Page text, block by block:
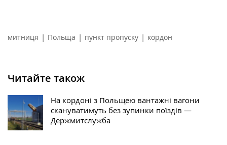
митниця | Польща | пункт пропуску | кордон
Читайте також
На кордоні з Польщею вантажні вагони
скануватимуть без зупинки поїздів —
Держмитслужба